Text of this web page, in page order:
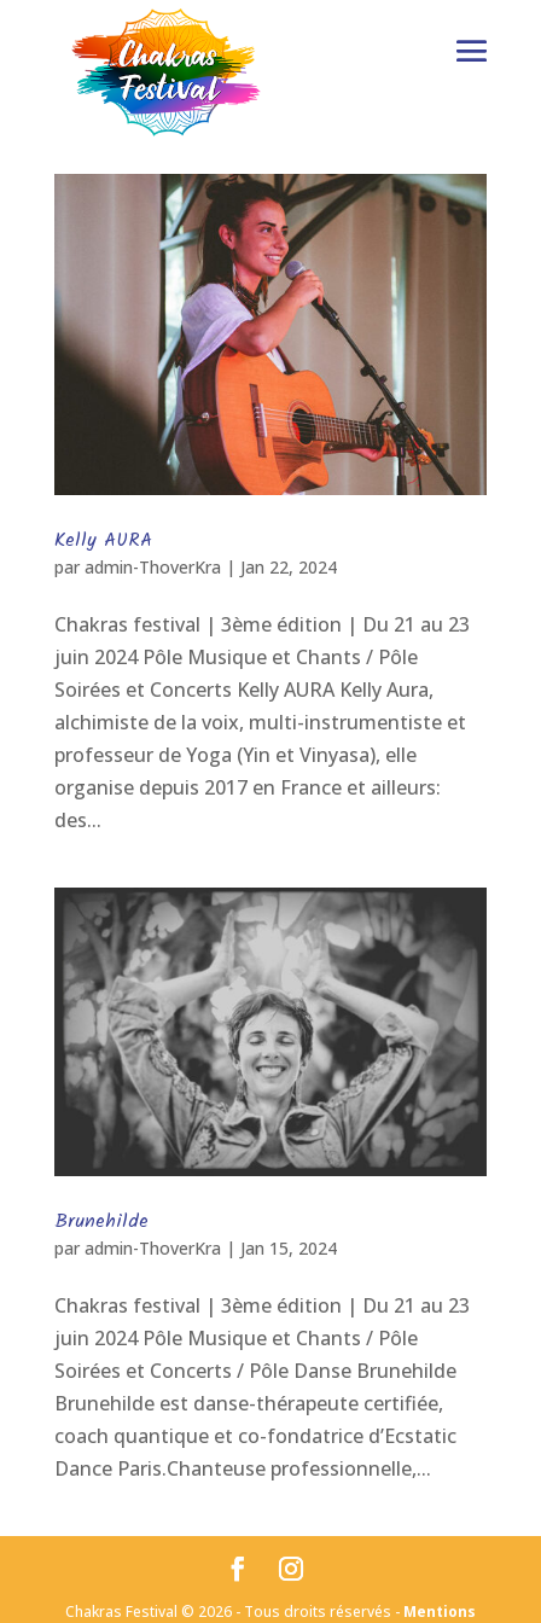
Kelly AURA
par admin-ThoverKra | Jan 22, 2024
Chakras festival | 3ème édition | Du 21 au 23
juin 2024 Pôle Musique et Chants / Pôle
Soirées et Concerts Kelly AURA Kelly Aura,
alchimiste de la voix, multi-instrumentiste et
professeur de Yoga (Yin et Vinyasa), elle
organise depuis 2017 en France et ailleurs:
des...
Brunehilde
par admin-ThoverKra | Jan 15, 2024
Chakras festival | 3ème édition | Du 21 au 23
juin 2024 Pôle Musique et Chants / Pôle
Soirées et Concerts / Pôle Danse Brunehilde
Brunehilde est danse-thérapeute certifiée,
coach quantique et co-fondatrice d’Ecstatic
Dance Paris.Chanteuse professionnelle,...
Chakras Festival © 2026 - Tous droits réservés - Mentions